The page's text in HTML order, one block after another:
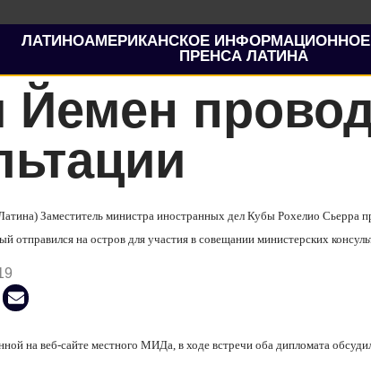
ЛАТИНОАМЕРИКАНСКОЕ ИНФОРМАЦИОННОЕ
ПРЕНСА ЛАТИНА
Йемен
Заместитель министра иностранных дел Кубы Рохелио Сьерра
отправился на остров для участия в совещании министерских
на веб-сайте местного МИДа, в ходе встречи оба дипломата